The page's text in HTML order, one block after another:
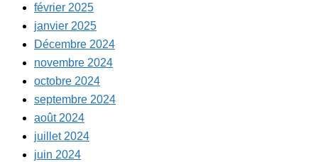
février 2025
janvier 2025
Décembre 2024
novembre 2024
octobre 2024
septembre 2024
août 2024
juillet 2024
juin 2024